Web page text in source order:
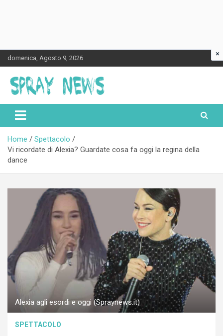
Skip
to
content
domenica, Agosto 9, 2026
Spraynews.it
Home
Spettacolo
Vi ricordate di Alexia? Guardate cosa fa oggi la regina della
dance
Alexia agli esordi e oggi (Spraynews.it)
SPETTACOLO
×